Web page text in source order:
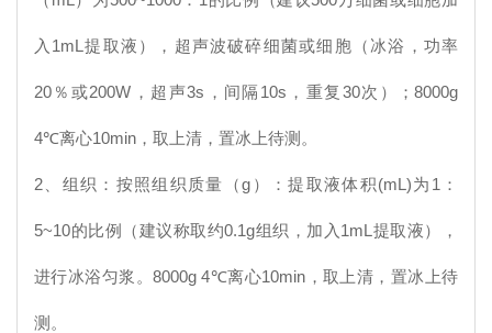
入1mL提取液），超声波破碎细菌或细胞（冰浴，功率
20％或200W，超声3s，间隔10s，重复30次）；8000g
4℃离心10min，取上清，置冰上待测。
2、组织：按照组织质量（g）：提取液体积(mL)为1：
5~10的比例（建议称取约0.1g组织，加入1mL提取液），
进行冰浴匀浆。8000g 4℃离心10min，取上清，置冰上待
测。